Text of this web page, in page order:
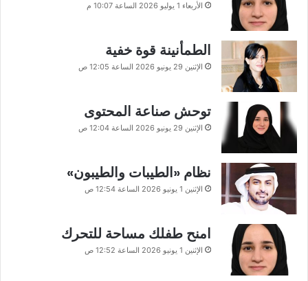
الأربعاء 1 يوليو 2026 الساعة 10:07 م
الطمأنينة قوة خفية
الإثنين 29 يونيو 2026 الساعة 12:05 ص
توحش صناعة المحتوى
الإثنين 29 يونيو 2026 الساعة 12:04 ص
نظام «الطيبات والطيبون»
الإثنين 1 يونيو 2026 الساعة 12:54 ص
امنح طفلك مساحة للتحرك
الإثنين 1 يونيو 2026 الساعة 12:52 ص